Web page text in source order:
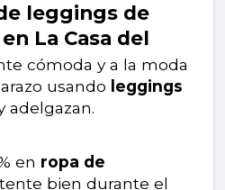
leggings de
La Casa del
cómoda y a la moda
usando leggings
adelgazan.
en ropa de
bien durante el